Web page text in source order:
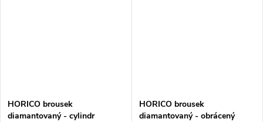
HORICO brousek
diamantovaný - cylindr
HORICO brousek
diamantovaný - obrácený